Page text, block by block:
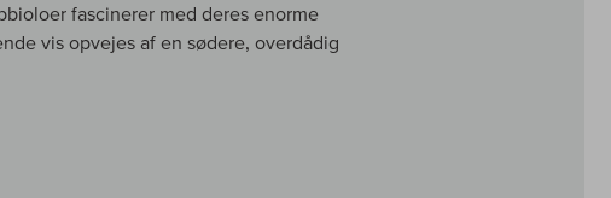
fascinerer med deres enorme
vis opvejes af en sødere, overdådig